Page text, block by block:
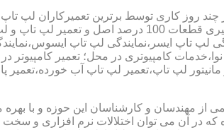
چند روز کاری توسط برترین تعمیرکاران لپ
مجهزترین تجهیزات تعمیر و بکارگیری قطعات 100 درصد
لپ تاپ ایسر،نمایندگی لپ تاپ
کامپیوتری در محل؛ تعمیر کامپیوتر
لپ تاپ،تعمیر لپ تاپ آب خورده،تعمیر
از مهندسان و کارشناسان این حوزه و با بهره
که در آن می توان اختلالات نرم افزاری و سخت